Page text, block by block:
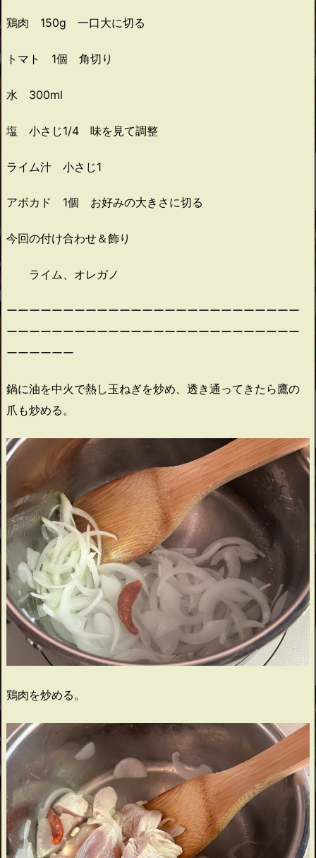
鶏肉 150g 一口大に切る
トマト 1個 角切り
水 300ml
塩 小さじ1/4 味を見て調整
ライム汁 小さじ1
アボカド 1個 お好みの大きさに切る
今回の付け合わせ＆飾り
ライム、オレガノ
ーーーーーーーーーーーーーーーーーーーーーーーーーー
ーーーーーーーーーーーーーーーーーーーーーーーーーー
ーーーーーー
鍋に油を中火で熱し玉ねぎを炒め、透き通ってきたら鷹の
爪も炒める。
鶏肉を炒める。